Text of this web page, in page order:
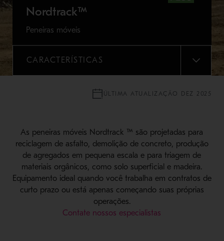
Nordtrack™
Peneiras móveis
CARACTERÍSTICAS
MENU
ÚLTIMA ATUALIZAÇÃO DEZ 2025
As peneiras móveis Nordtrack ™ são projetadas para
reciclagem de asfalto, demolição de concreto, produção
de agregados em pequena escala e para triagem de
materiais orgânicos, como solo superficial e madeira.
Equipamento ideal quando você trabalha em contratos de
curto prazo ou está apenas começando suas próprias
operações.
Contate nossos especialistas